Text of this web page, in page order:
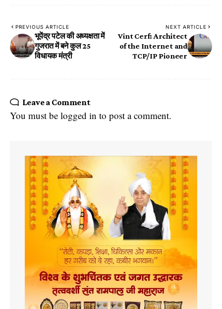
PREVIOUS ARTICLE
भूपेंद्र पटेल की अध्यक्षता में
गुजरात में बने कुल 25
विधायक मंत्री
NEXT ARTICLE
Vint Cerf: Architect
of the Internet and
TCP/IP Pioneer
Leave a Comment
You must be logged in to post a comment.